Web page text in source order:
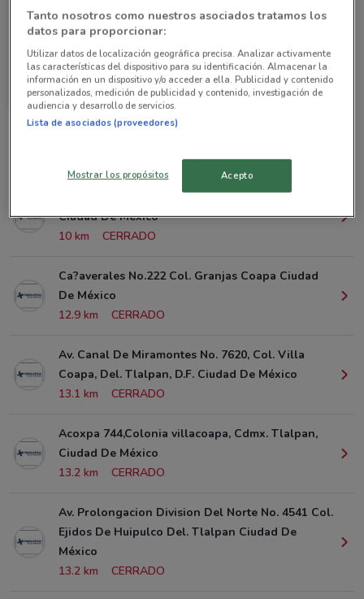
Grupo Financiero Inbursa
10 km
Gpe. I. Ramirez No. 318 Col. Barrio San Marcos
Ciudad De México
10 km
CERRADO
Ca?averales No.222 Col. Granjas Coapa Ciudad
De México
12.9 km
CERRADO
Av. Canal De Miramontes No. 7620, Col. Villa
Coapa, Del. Tlalpan, D.F. Ciudad De México
13.1 km
CERRADO
Acoxpa 744,Colonia villacoapa, Cdmx. Tlalpan,
Ciudad De México
13.2 km
CERRADO
Av. Prolongacion Division Del Norte No. 4541 Col.
Ejidos De Huipulco Del. Tlalpan Ciudad De
México
13.2 km
CERRADO
Tanto nosotros como nuestros asociados tratamos los
datos para proporcionar:
Utilizar datos de localización geográfica precisa. Analizar activamente
las características del dispositivo para su identificación. Almacenar la
información en un dispositivo y/o acceder a ella. Publicidad y contenido
personalizados, medición de publicidad y contenido, investigación de
audiencia y desarrollo de servicios.
Lista de asociados (proveedores)
Mostrar los propósitos Acepto